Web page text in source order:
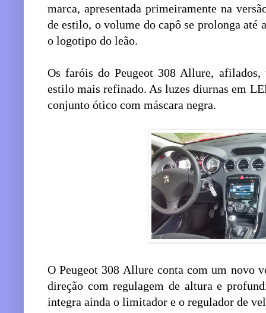
marca, apresentada primeiramente na
de estilo, o volume do capô se prolonga até
o logotipo do leão.
Os faróis do Peugeot 308 Allure,
estilo mais refinado. As luzes diurnas em
conjunto ótico com máscara negra.
O Peugeot 308 Allure conta com um novo
direção com regulagem de altura e
integra ainda o limitador e o regulador de